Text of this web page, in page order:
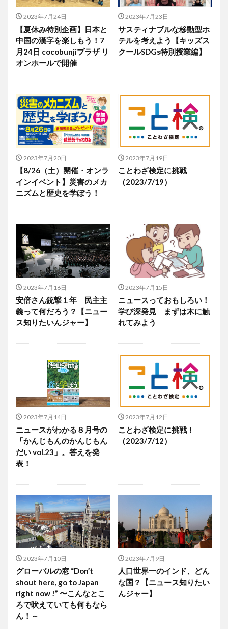
2023年7月24日
【夏休み特別企画】日本と
中国の漢字を楽しもう！7
月24日 cocobunjiプラザ リ
オンホールで開催
2023年7月23日
サスティナブルな移動型ホ
テルを考えよう【キッズス
クールSDGs特別授業編】
2023年7月20日
【8/26（土）開催・オンラ
インイベント】災害のメカ
ニズムと歴史を学ぼう！
2023年7月19日
ことわざ検定に挑戦
（2023/7/19）
2023年7月16日
安倍さん銃撃１年 民主主
義って何だろう？【ニュー
ス知りたいんジャー】
2023年7月15日
ニュースっておもしろい！
学び深発見 まずは木に触
れてみよう
2023年7月14日
ニュースがわかる８月号の
「かんじもんのかんじもん
だい vol.23」。答えを発
表！
2023年7月12日
ことわざ検定に挑戦！
（2023/7/12）
2023年7月10日
グローバルの窓 “Don’t
shout here, go to Japan
right now !” 〜こんなとこ
ろで吠えていても何もなら
ん！～
2023年7月9日
人口世界一のインド、どん
な国？【ニュース知りたい
んジャー】